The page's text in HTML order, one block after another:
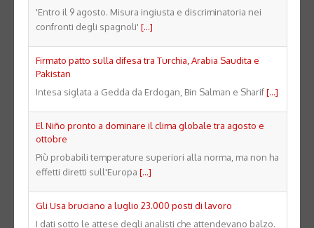
'Entro il 9 agosto. Misura ingiusta e discriminatoria nei
confronti degli spagnoli' [...]
Firmato patto sulla difesa tra Turchia, Arabia Saudita e
Pakistan
Intesa siglata a Gedda da Erdogan, Bin Salman e Sharif[...]
El Niño pronto a dominare il clima globale tra agosto e
ottobre
Più probabili temperature superiori alla norma, ma non ha
effetti diretti sull'Europa [...]
Gli Usa bruciano a luglio 23.000 posti di lavoro
I dati sotto le attese degli analisti che attendevano balzo.